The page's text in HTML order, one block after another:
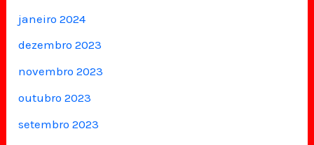
janeiro 2024
dezembro 2023
novembro 2023
outubro 2023
setembro 2023